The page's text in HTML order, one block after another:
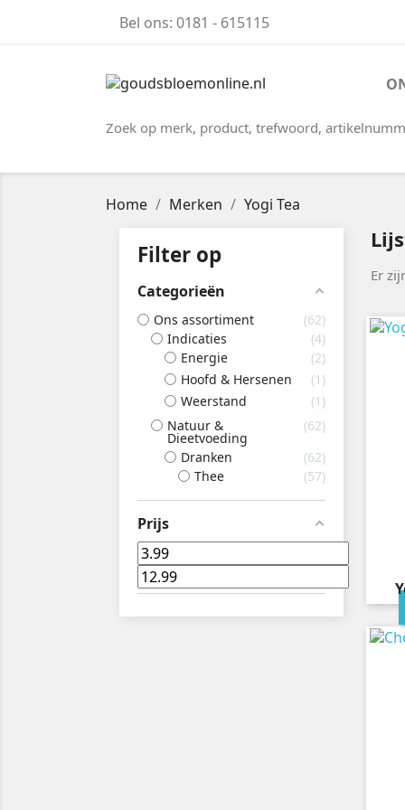
Bel ons: 0181 - 615115
Zoek op merk, product, trefwoord,
Home Merken Yogi Tea
Filter op
Categorieën
Ons assortiment
62
Indicaties
4
Energie
2
Hoofd & Hersenen
1
Weerstand
1
Natuur &
Dieetvoeding
62
Dranken
62
Thee
57
Prijs
Er